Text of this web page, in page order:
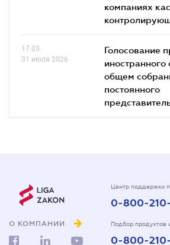
компаниях
17.03
31 июля 2026
Голосование
иностранного
общем
постоянного
О КОМПАНИИ
Центр поддержки
0-800-
Подбор продуктов
0-800-